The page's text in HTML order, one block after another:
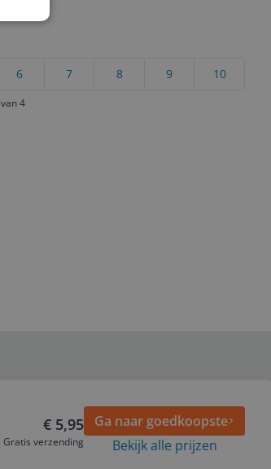
10
9
8
7
6
4
€ 5,95
Gratis verzending
Ga naar goedkoopste
Bekijk alle prijzen